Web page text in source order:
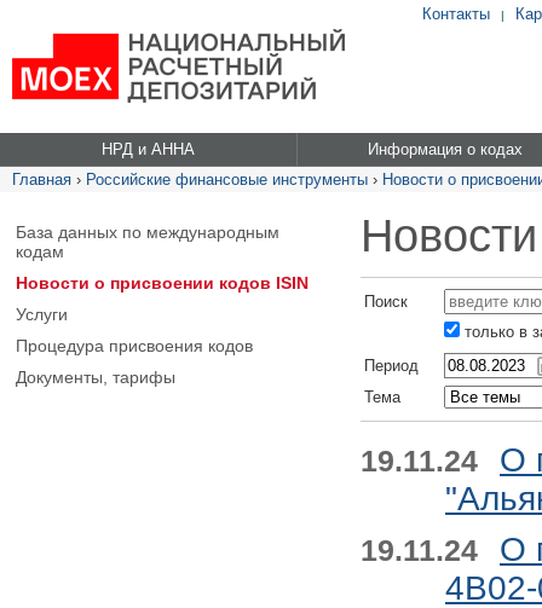
Контакты |
НРД и АННА
Информация о кодах
Главная › Российские финансовые инструменты › Новости о
База данных по международным
кодам
Новости о присвоении кодов ISIN
Услуги
Процедура присвоения кодов
Документы, тарифы
Поиск
только в
Период
Тема
19.11.24
О
19.11.24
О